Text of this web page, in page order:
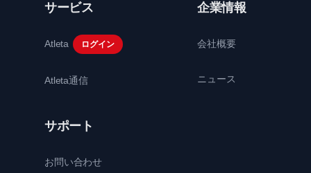
サービス
Atleta ログイン
Atleta通信
企業情報
会社概要
ニュース
サポート
お問い合わせ